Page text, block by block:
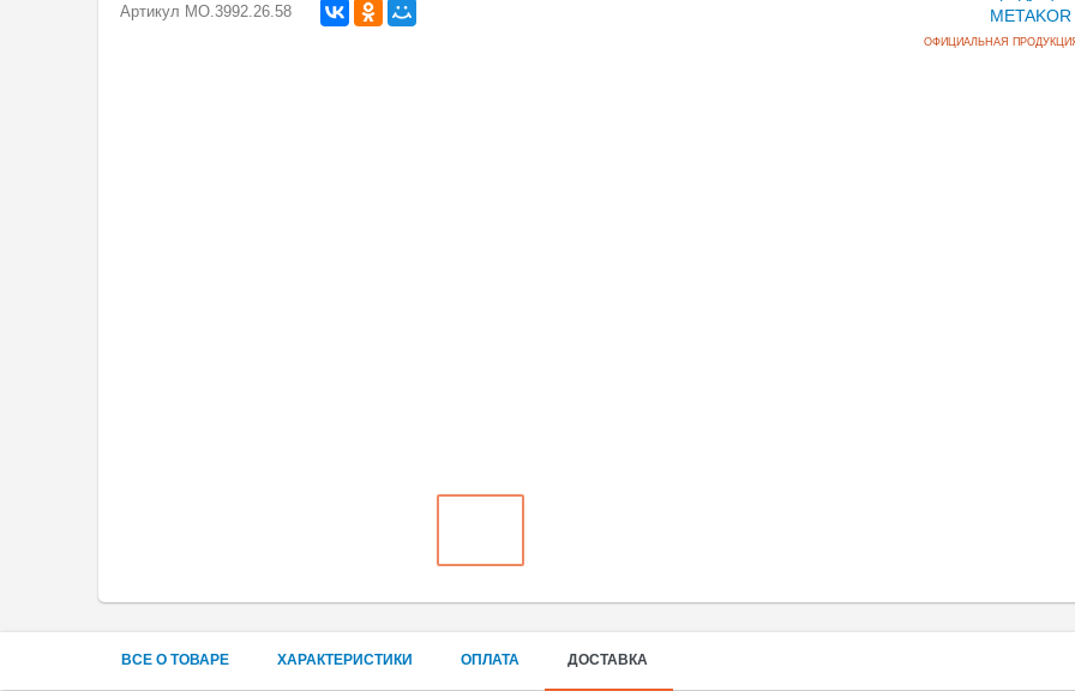
ОФИЦИАЛЬНАЯ ПРОДУКЦИЯ
Артикул MO.3992.26.58
ВСЕ О ТОВАРЕ ХАРАКТЕРИСТИКИ ОПЛАТА ДОСТАВКА